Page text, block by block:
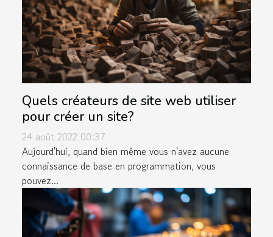
Quels créateurs de site web utiliser
pour créer un site?
24 août 2022 00:37
Aujourd'hui, quand bien même vous n'avez aucune
connaissance de base en programmation, vous
pouvez...